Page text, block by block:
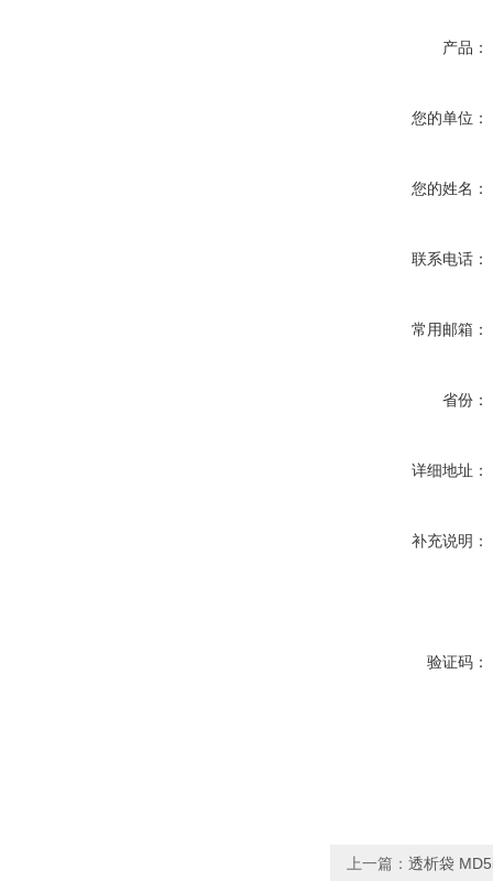
产品：
您的单位：
您的姓名：
联系电话：
常用邮箱：
省份：
详细地址：
补充说明：
验证码：
上一篇： 透析袋